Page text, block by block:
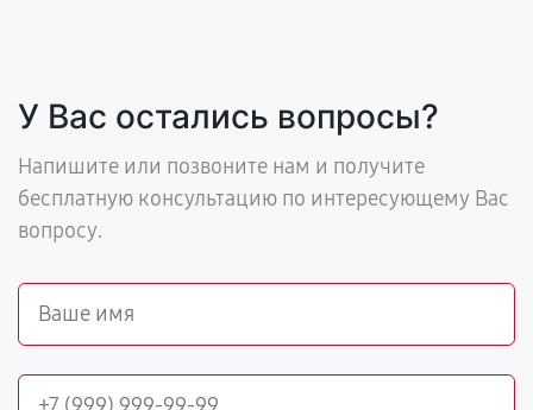
У Вас остались вопросы?
Напишите или позвоните нам и получите
бесплатную консультацию по интересующему Вас
вопросу.